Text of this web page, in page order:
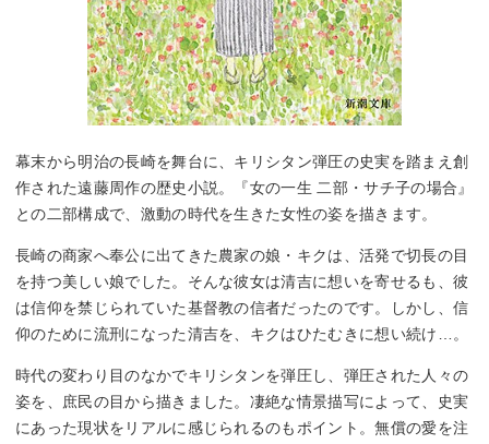
幕末から明治の長崎を舞台に、キリシタン弾圧の史実を踏まえ創
作された遠藤周作の歴史小説。『女の一生 二部・サチ子の場合』
との二部構成で、激動の時代を生きた女性の姿を描きます。
長崎の商家へ奉公に出てきた農家の娘・キクは、活発で切長の目
を持つ美しい娘でした。そんな彼女は清吉に想いを寄せるも、彼
は信仰を禁じられていた基督教の信者だったのです。しかし、信
仰のために流刑になった清吉を、キクはひたむきに想い続け…。
時代の変わり目のなかでキリシタンを弾圧し、弾圧された人々の
姿を、庶民の目から描きました。凄絶な情景描写によって、史実
にあった現状をリアルに感じられるのもポイント。無償の愛を注